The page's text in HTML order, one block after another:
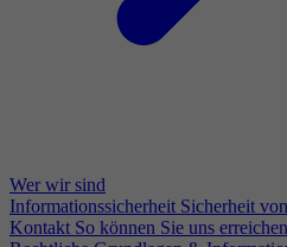
Wer wir sind
Informationssicherheit Sicherheit
Kontakt So können Sie uns erreichen